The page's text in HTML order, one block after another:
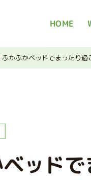
HOME
ふかふかベッドでまったり
ッド